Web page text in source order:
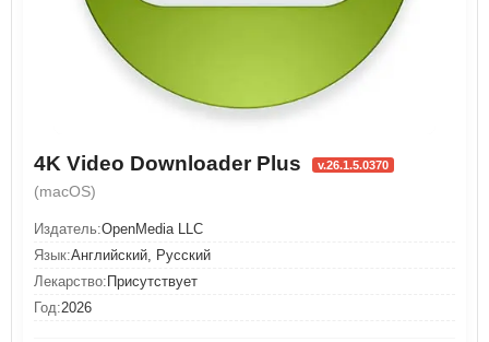
4K Video Downloader Plus v.26.1.5.0370
(macOS)
Издатель:OpenMedia LLC
Язык:Английский, Русский
Лекарство:Присутствует
Год:2026